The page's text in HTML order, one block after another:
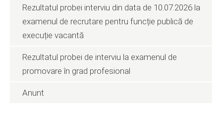
Rezultatul probei interviu din data de 10.07.2026 la
examenul de recrutare pentru funcție publică de
execuție vacantă
Rezultatul probei de interviu la examenul de
promovare în grad profesional
Anunt